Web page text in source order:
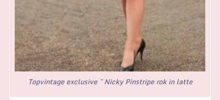
Topvintage exclusive ~ Nicky Pinstripe rok in latte